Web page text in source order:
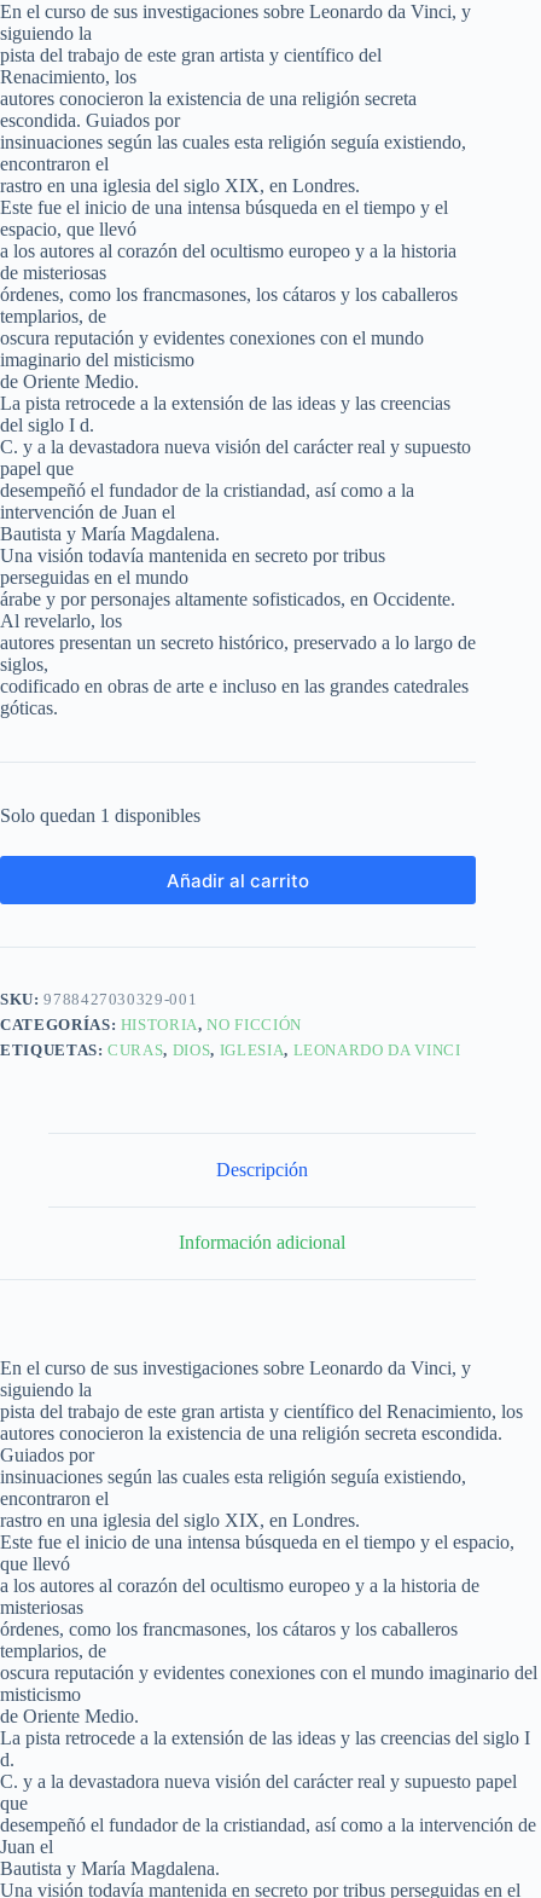
En el curso de sus investigaciones sobre Leonardo da Vinci, y
siguiendo la
pista del trabajo de este gran artista y científico del
Renacimiento, los
autores conocieron la existencia de una religión secreta
escondida. Guiados por
insinuaciones según las cuales esta religión seguía existiendo,
encontraron el
rastro en una iglesia del siglo XIX, en Londres.
Este fue el inicio de una intensa búsqueda en el tiempo y el
espacio, que llevó
a los autores al corazón del ocultismo europeo y a la historia
de misteriosas
órdenes, como los francmasones, los cátaros y los caballeros
templarios, de
oscura reputación y evidentes conexiones con el mundo
imaginario del misticismo
de Oriente Medio.
La pista retrocede a la extensión de las ideas y las creencias
del siglo I d.
C. y a la devastadora nueva visión del carácter real y supuesto
papel que
desempeñó el fundador de la cristiandad, así como a la
intervención de Juan el
Bautista y María Magdalena.
Una visión todavía mantenida en secreto por tribus
perseguidas en el mundo
árabe y por personajes altamente sofisticados, en Occidente.
Al revelarlo, los
autores presentan un secreto histórico, preservado a lo largo de
siglos,
codificado en obras de arte e incluso en las grandes catedrales
góticas.
Solo quedan 1 disponibles
Añadir al carrito
SKU:9788427030329-001
CATEGORÍAS: HISTORIA,NO FICCIÓN
ETIQUETAS:CURAS, DIOS, IGLESIA, LEONARDO DA VINCI
Descripción
Información adicional
En el curso de sus investigaciones sobre Leonardo da Vinci, y
siguiendo la
pista del trabajo de este gran artista y científico del Renacimiento, los
autores conocieron la existencia de una religión secreta escondida.
Guiados por
insinuaciones según las cuales esta religión seguía existiendo,
encontraron el
rastro en una iglesia del siglo XIX, en Londres.
Este fue el inicio de una intensa búsqueda en el tiempo y el espacio,
que llevó
a los autores al corazón del ocultismo europeo y a la historia de
misteriosas
órdenes, como los francmasones, los cátaros y los caballeros
templarios, de
oscura reputación y evidentes conexiones con el mundo imaginario del
misticismo
de Oriente Medio.
La pista retrocede a la extensión de las ideas y las creencias del siglo I
d.
C. y a la devastadora nueva visión del carácter real y supuesto papel
que
desempeñó el fundador de la cristiandad, así como a la intervención de
Juan el
Bautista y María Magdalena.
Una visión todavía mantenida en secreto por tribus perseguidas en el